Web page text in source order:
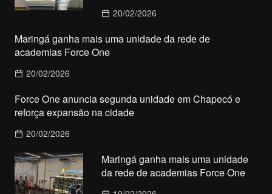
20/02/2026
Maringá ganha mais uma unidade da rede de
academias Force One
20/02/2026
Force One anuncia segunda unidade em Chapecó e
reforça expansão na cidade
20/02/2026
Maringá ganha mais uma unidade
da rede de academias Force One